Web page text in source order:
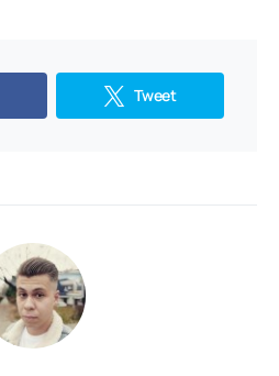
Tweet